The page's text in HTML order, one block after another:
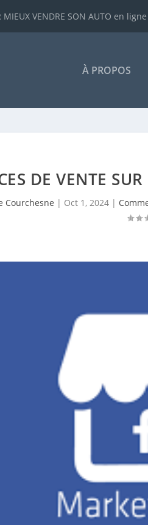
MIEUX VENDRE SON AUTO en ligne
À PROPOS
DE VENTE
Courchesne | Oct 1, 2024|